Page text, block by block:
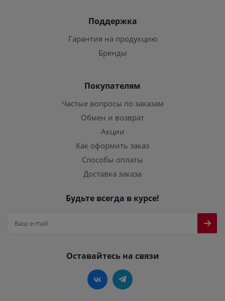
Поддержка
Гарантия на продукцию
Бренды
Покупателям
Частые вопросы по заказам
Обмен и возврат
Акции
Как оформить заказ
Способы оплаты
Доставка заказа
Будьте всегда в курсе!
Оставайтесь на связи